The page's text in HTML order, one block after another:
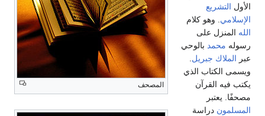
المصحف
الأول التشريع
الإسلامي. وهو كلام
الله المنزل على
رسوله محمد بالوحي
عبر الملاك جبريل.
ويسمى الكتاب الذي
يكتب فيه القرآن
مصحفًا. يعتبر
المسلمون دراسة